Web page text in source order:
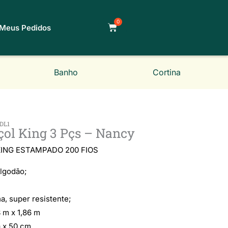
Meus Pedidos
0
Carrinho
Banho Cortina
King 3 Pçs – Nancy
Classificado
como
5
ESTAMPADO 200 FIOS
super resistente;
x 1,86 m